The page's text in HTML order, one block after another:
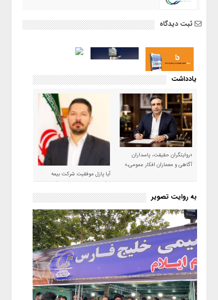
ثبت دیدگاه
یادداشت
«روایتگران حقیقت، پاسداران
آگاهی و معماران افکار عمومی،»
آیا پازل موفقیت شرکت بیمه
حکمت صبا در سال ۱۴۰۵ کامل می
شود؟!
به روایت تصویر